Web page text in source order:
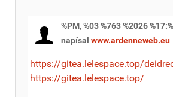
%PM, %03 %763 %2026
napísal www.ardenneweb.eu
https://gitea.lelespace.top/
https://gitea.lelespace.top/